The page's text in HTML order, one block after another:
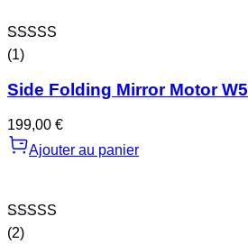
Note
(1)
Side Folding Mirror Motor W5
199,00 €
Ajouter au panier
Note
(2)